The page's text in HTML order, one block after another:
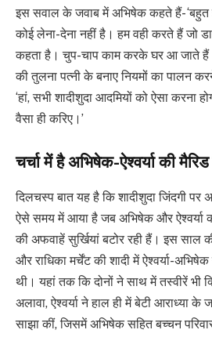
इस सवाल के जवाब में अभिषेक कहते हैं- ‘बहुत
कोई लेना-देना नहीं है। हम वही करते हैं जो
कहता है। चुप-चाप काम करके घर आ जाते
की तुलना पत्नी के बनाए नियमों का पालन
‘हां, सभी शादीशुदा आदमियों को ऐसा करना
वैसा ही करिए।’
चर्चा में है अभिषेक-ऐश्वर्या की
दिलचस्प बात यह है कि शादीशुदा जिंदगी
ऐसे समय में आया है जब अभिषेक और ऐश्वर्या
की अफवाहें सुर्खियां बटोर रही हैं। इस
और राधिका मर्चेंट की शादी में ऐश्वर्या-
थी। यहां तक कि दोनों ने साथ में तस्वीरें भी
अलावा, ऐश्वर्या ने हाल ही में बेटी आराध्या
साझा कीं, जिसमें अभिषेक सहित बच्चन